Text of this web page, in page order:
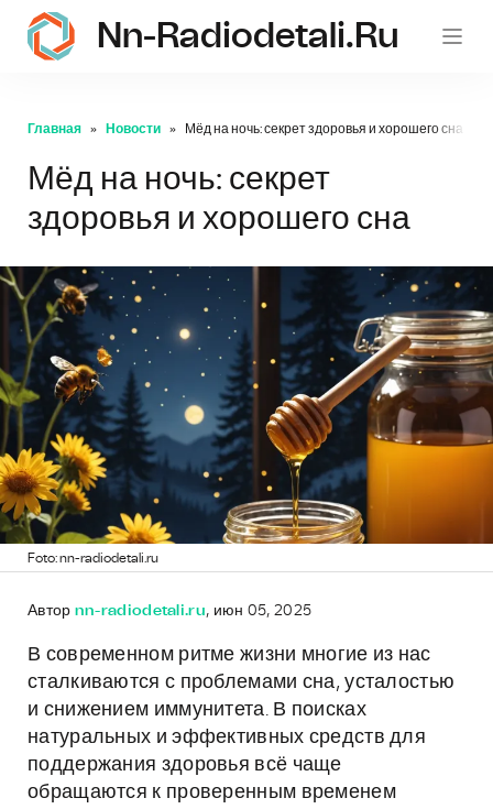
Nn-Radiodetali.ru
Главная Новости Мёд на ночь: секрет здоровья и хорошего сна
Мёд на ночь: секрет
здоровья и хорошего сна
Foto: nn-radiodetali.ru
Автор nn-radiodetali.ru, июн 05, 2025
В современном ритме жизни многие из нас
сталкиваются с проблемами сна, усталостью
и снижением иммунитета. В поисках
натуральных и эффективных средств для
поддержания здоровья всё чаще
обращаются к проверенным временем